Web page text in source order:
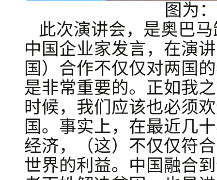
图为
此次演讲会，是奥巴
中国企业家发言，在演
国）合作不仅仅对两国
是非常重要的。正如我
时候，我们应该也必须
国。事实上，在最近几
经济，（这）不仅仅符
世界的利益。中国融合